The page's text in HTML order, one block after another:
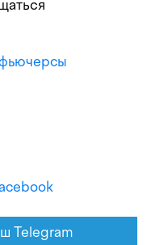
Telegram